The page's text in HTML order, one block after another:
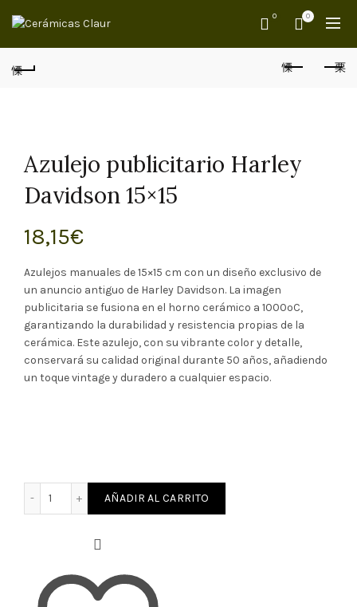
0 0
Azulejo publicitario Harley
Davidson 15×15
18,15€
Azulejos manuales de 15×15 cm con un diseño exclusivo de
un anuncio antiguo de Harley Davidson. La imagen
publicitaria se fusiona en el horno cerámico a 1000ºC,
garantizando la durabilidad y resistencia propias de la
cerámica. Este azulejo, con su vibrante color y detalle,
conservará su calidad original durante 50 años, añadiendo
un toque vintage y duradero a cualquier espacio.
Harley Davidson 15x15 cantidad
AÑADIR AL CARRITO